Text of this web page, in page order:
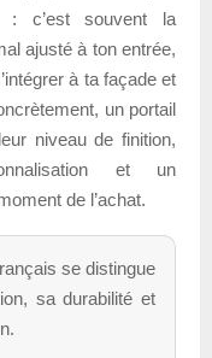
: c’est souvent la
ajusté à ton entrée,
à ta façade et
un portail
niveau de finition,
et un
de l’achat.
se distingue
sa durabilité et